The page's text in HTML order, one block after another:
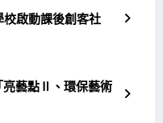
啟動課後創客社
亮藝點Ⅱ、環保藝術